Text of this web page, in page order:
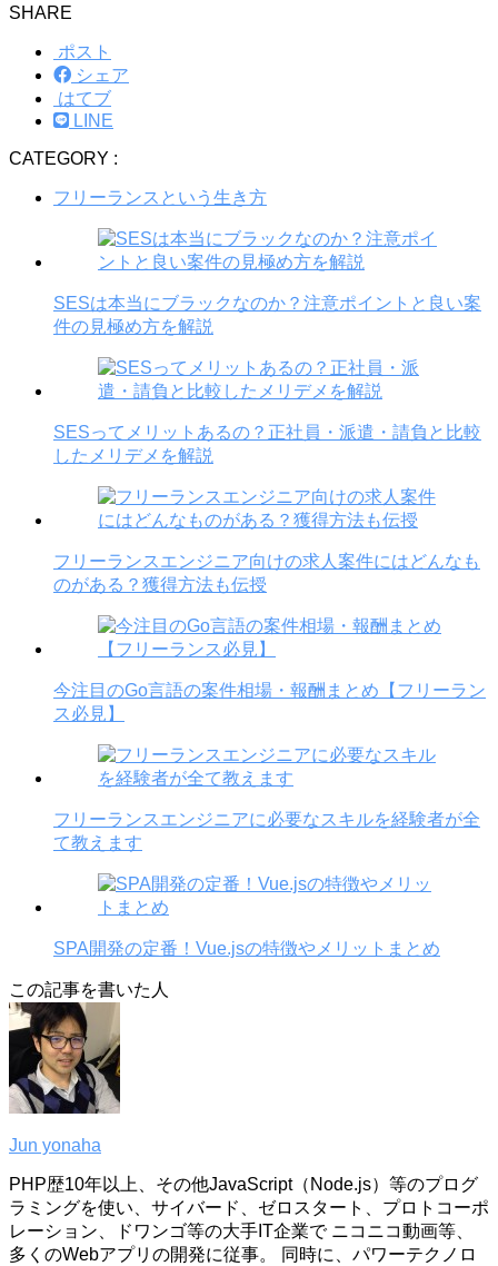
SHARE
ポスト
シェア
はてブ
LINE
CATEGORY :
フリーランスという生き方
SESは本当にブラックなのか？注意ポイントと良い案
件の見極め方を解説
SESってメリットあるの？正社員・派遣・請負と比較
したメリデメを解説
フリーランスエンジニア向けの求人案件にはどんなも
のがある？獲得方法も伝授
今注目のGo言語の案件相場・報酬まとめ【フリーラン
ス必見】
フリーランスエンジニアに必要なスキルを経験者が全
て教えます
SPA開発の定番！Vue.jsの特徴やメリットまとめ
この記事を書いた人
Jun yonaha
PHP歴10年以上、その他JavaScript（Node.js）等のプログ
ラミングを使い、サイバード、ゼロスタート、プロトコーポ
レーション、ドワンゴ等の大手IT企業で ニコニコ動画等、
多くのWebアプリの開発に従事。 同時に、パワーテクノロ